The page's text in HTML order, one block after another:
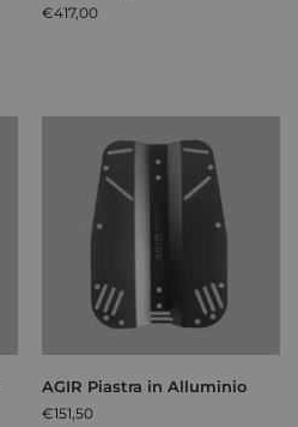
€417,00
AGIR Piastra in Alluminio
€151,50